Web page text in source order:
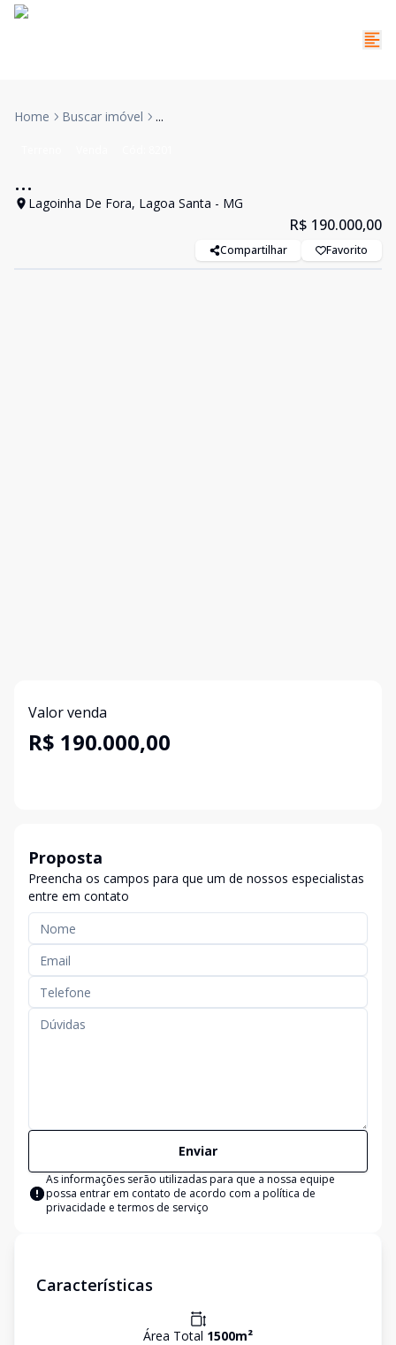
Home Buscar imóvel ...
...
Lagoinha De Fora, Lagoa Santa - MG
R$ 190.000,00
Compartilhar Favorito
Valor venda
R$ 190.000,00
Proposta
Preencha os campos para que um de nossos especialistas
entre em contato
Enviar
As informações serão utilizadas para que a nossa equipe
possa entrar em contato de acordo com a política de
privacidade e termos de serviço
Características
Área Total 1500m²